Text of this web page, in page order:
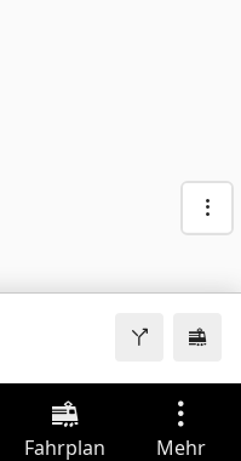
Fahrplan Mehr